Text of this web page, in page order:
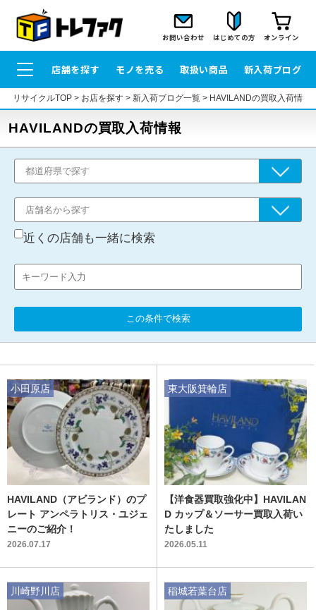
お問い合わせ はじめての方 オンライン
店舗を探す モノを売る 取扱い商品 新入荷ブログ
リサイクルTOP> お店を探す> 新入荷ブログ一覧> HAVILANDの買取入荷情報
HAVILANDの買取入荷情報
近くの店舗も一緒に検索
この条件で検索
HAVILAND（アビランド）のプ
レート アンペラトリス・ユジェ
ニーのご紹介！
2026.07.17
小田原店
【洋食器買取強化中】HAVILAN
D カップ＆ソーサー買取入荷い
たしました
2026.05.11
東大阪箕輪店
川崎野川店 稲城若葉台店